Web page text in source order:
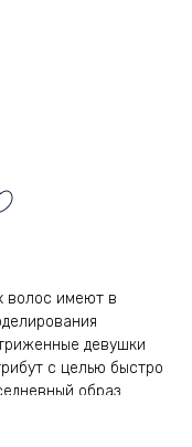
волос имеют в
девушки
с целью быстро
образ.
удерживая их в